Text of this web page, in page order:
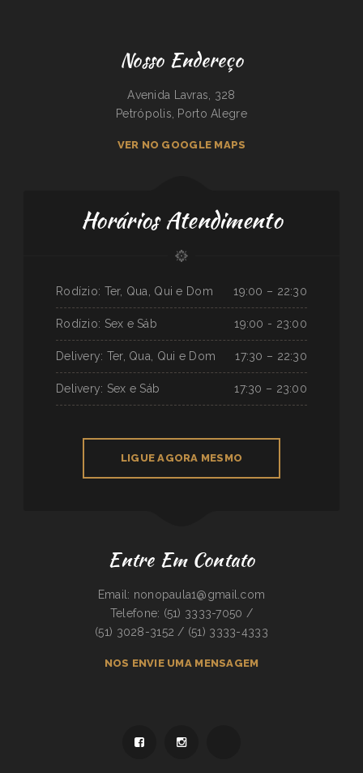
Nosso Endereço
Avenida Lavras, 328
Petrópolis, Porto Alegre
VER NO GOOGLE MAPS
Horários Atendimento
Rodízio: Ter, Qua, Qui e Dom 19:00 – 22:30
Rodízio: Sex e Sáb 19:00 - 23:00
Delivery: Ter, Qua, Qui e Dom 17:30 – 22:30
Delivery: Sex e Sáb 17:30 – 23:00
LIGUE AGORA MESMO
Entre Em Contato
Email: nonopaula1@gmail.com
Telefone: (51) 3333-7050 /
(51) 3028-3152 / (51) 3333-4333
NOS ENVIE UMA MENSAGEM